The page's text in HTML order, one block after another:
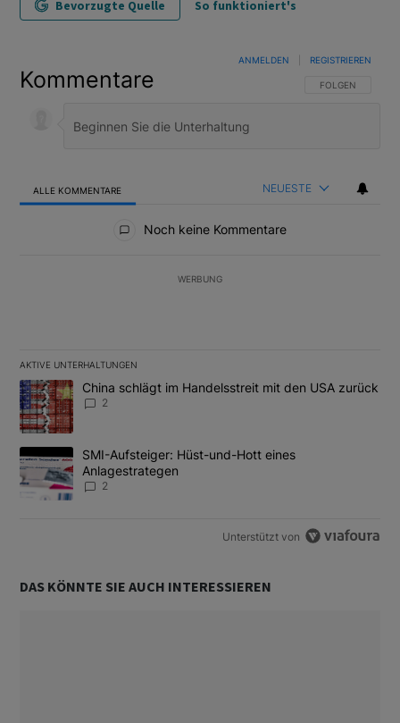
Bevorzugte Quelle So funktioniert's
Kommentare FOLGE DIESER
FOLGEN
ANMELDEN REGISTRIEREN
ALLE KOMMENTARE NEUESTE
Noch keine Kommentare
WERBUNG
AKTIVE UNTERHALTUNGEN
Das Folgende ist eine Liste der am meisten kommentierten
Ein Trendartikel mit dem Titel "China schlägt im Handelsstreit
China schlägt im Handelsstreit mit den USA zurück
2
Ein Trendartikel mit dem Titel "SMI-Aufsteiger: Hüst-und-Hott
SMI-Aufsteiger: Hüst-und-Hott eines
Anlagestrategen
2
Unterstützt von
DAS KÖNNTE SIE AUCH INTERESSIEREN